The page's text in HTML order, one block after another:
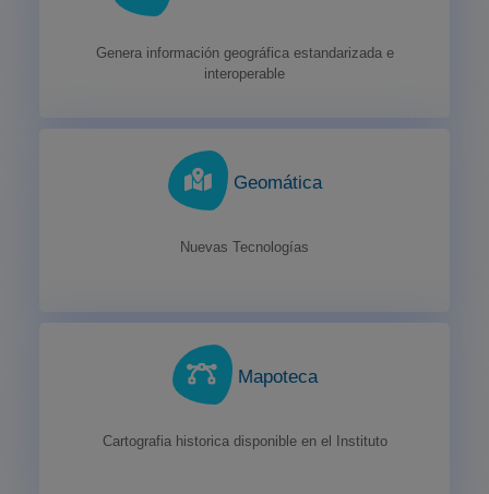
Genera información geográfica estandarizada e
interoperable
Geomática
Nuevas Tecnologías
Mapoteca
Cartografia historica disponible en el Instituto